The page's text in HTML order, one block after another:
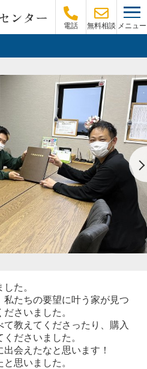
電話 無料相談 メニュー
た。
たちの要望に叶う家が見つ
さいました。
教えてくださったり、購入
ださいました。
会えたなと思います！
思いました。